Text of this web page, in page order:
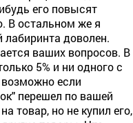
его повысят
В остальном же я
лабиринта доволен.
ваших вопросов. В
5% и ни одного с
возможно если
перешел по вашей
товар, но не купил его,